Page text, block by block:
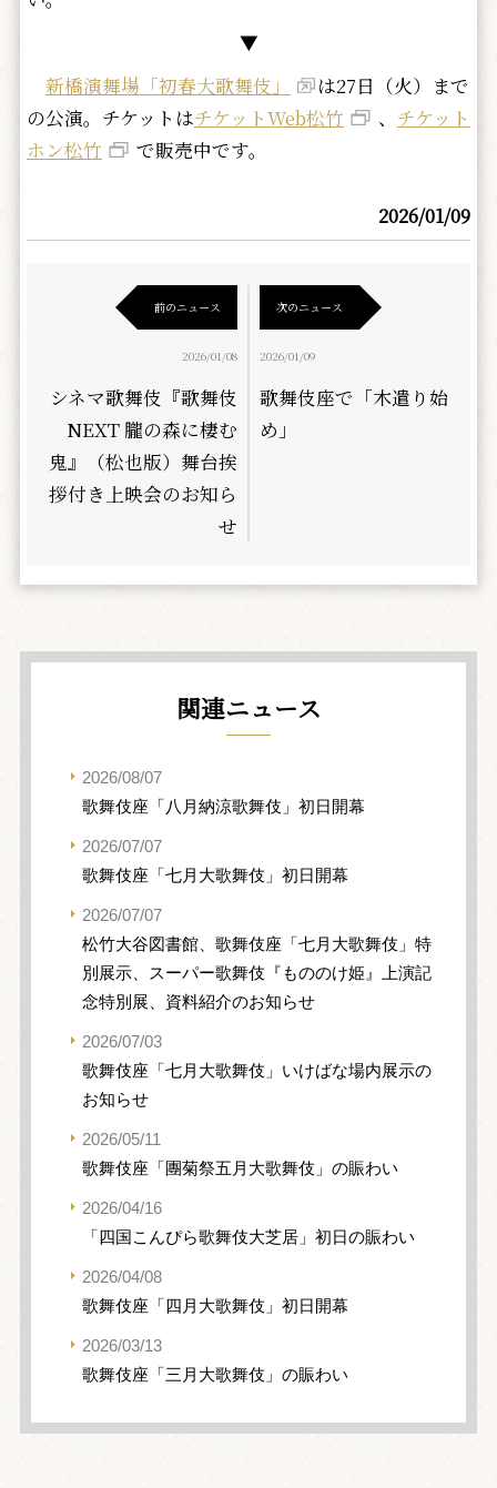
▼
新橋演舞場「初春大歌舞伎」
は27日（火）まで
の公演。チケットはチケットWeb松竹 、 チケット
ホン松竹
で販売中です。
2026/01/09
前のニュース
2026/01/08
シネマ歌舞伎『歌舞伎
NEXT 朧の森に棲む
鬼』（松也版）舞台挨
拶付き上映会のお知ら
せ
次のニュース
2026/01/09
歌舞伎座で「木遣り始
め」
関連ニュース
2026/08/07
歌舞伎座「八月納涼歌舞伎」初日開幕
2026/07/07
歌舞伎座「七月大歌舞伎」初日開幕
2026/07/07
松竹大谷図書館、歌舞伎座「七月大歌舞伎」特
別展示、スーパー歌舞伎『もののけ姫』上演記
念特別展、資料紹介のお知らせ
2026/07/03
歌舞伎座「七月大歌舞伎」いけばな場内展示の
お知らせ
2026/05/11
歌舞伎座「團菊祭五月大歌舞伎」の賑わい
2026/04/16
「四国こんぴら歌舞伎大芝居」初日の賑わい
2026/04/08
歌舞伎座「四月大歌舞伎」初日開幕
2026/03/13
歌舞伎座「三月大歌舞伎」の賑わい